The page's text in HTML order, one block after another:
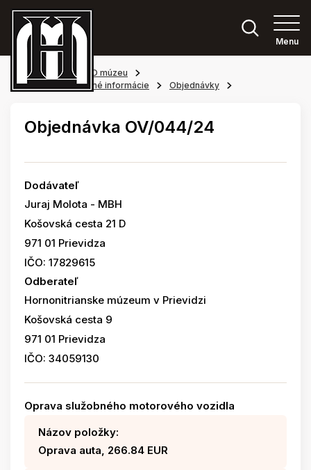
Menu
Hlavná stránka
O múzeu
Povinne zverejňované informácie
Objednávky
Objednávka OV/044/24
Dodávateľ
Juraj Molota - MBH
Košovská cesta 21 D
971 01 Prievidza
IČO: 17829615
Odberateľ
Hornonitrianske múzeum v Prievidzi
Košovská cesta 9
971 01 Prievidza
IČO: 34059130
Oprava služobného motorového vozidla
Názov položky:
Oprava auta, 266.84 EUR